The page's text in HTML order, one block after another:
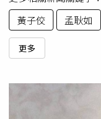
黃子佼
孟耿如
更多